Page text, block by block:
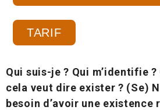
TARIF
Qui suis-je ? Qui m’identifie ?
cela veut dire exister ? (Se)
besoin d’avoir une existence